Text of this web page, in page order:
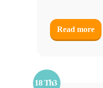
Read more
18 Th3